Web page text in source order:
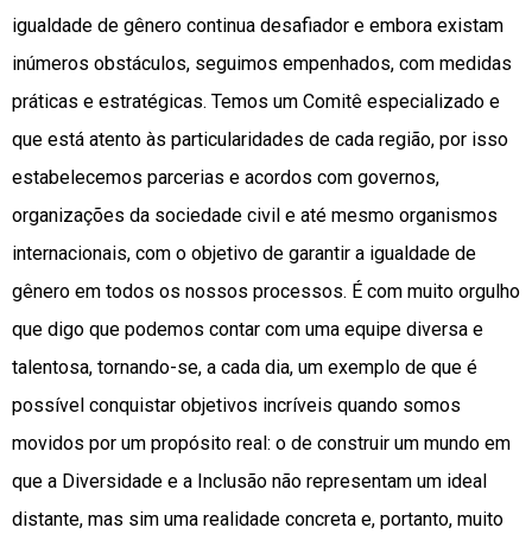
igualdade de gênero continua desafiador e embora existam
inúmeros obstáculos, seguimos empenhados, com medidas
práticas e estratégicas. Temos um Comitê especializado e
que está atento às particularidades de cada região, por isso
estabelecemos parcerias e acordos com governos,
organizações da sociedade civil e até mesmo organismos
internacionais, com o objetivo de garantir a igualdade de
gênero em todos os nossos processos. É com muito orgulho
que digo que podemos contar com uma equipe diversa e
talentosa, tornando-se, a cada dia, um exemplo de que é
possível conquistar objetivos incríveis quando somos
movidos por um propósito real: o de construir um mundo em
que a Diversidade e a Inclusão não representam um ideal
distante, mas sim uma realidade concreta e, portanto, muito